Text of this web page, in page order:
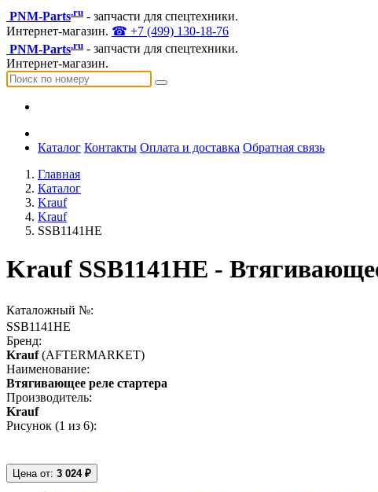
PNM-Parts.ru - запчасти для спецтехники.
Интернет-магазин. ☎ +7 (499) 130-18-76
PNM-Parts.ru - запчасти для спецтехники.
Интернет-магазин.
Каталог Контакты Оплата и доставка Обратная связь
Главная
Каталог
Krauf
Krauf
SSB1141HE
Krauf SSB1141HE -
Каталожный №:
SSB1141HE
Бренд:
Krauf (AFTERMARKET)
Наименование:
Втягивающее реле стартера
Производитель:
Krauf
Рисунок (1 из 6):
Цена от: 3 024 ₽